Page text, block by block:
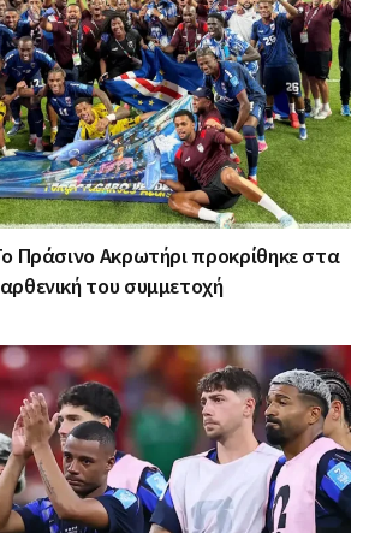
Πράσινο Ακρωτήρι προκρίθηκε στα
του συμμετοχή